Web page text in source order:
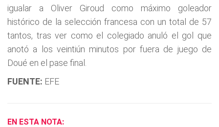
igualar a Oliver Giroud como máximo goleador
histórico de la selección francesa con un total de 57
tantos, tras ver como el colegiado anuló el gol que
anotó a los veintiún minutos por fuera de juego de
Doué en el pase final.
FUENTE: EFE
EN ESTA NOTA: